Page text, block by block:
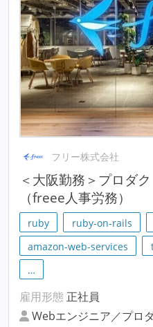
フリー株式会社
＜大阪勤務＞プロダ
（freee人事労務）
ruby ruby-on-rails
amazon-web-services
…
雇用形態 正社員
Webエンジニア／プロ